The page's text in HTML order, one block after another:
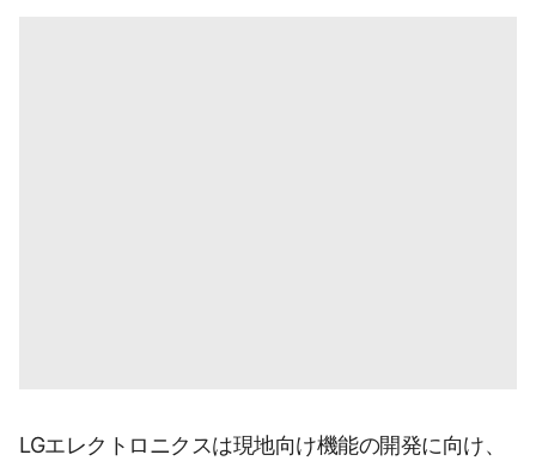
LGエレクトロニクスは現地向け機能の開発に向け、